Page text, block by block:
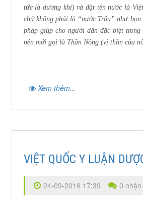
tức là dương khí) và đặt tên nước là
chứ không phải là “nước Trâu” như
pháp giúp cho người dân đặc biệt
nên mới gọi là Thần Nông (vị thần của
Xem thêm...
VIỆT QUỐC Y LUẬN
24-09-2016 17:39 0